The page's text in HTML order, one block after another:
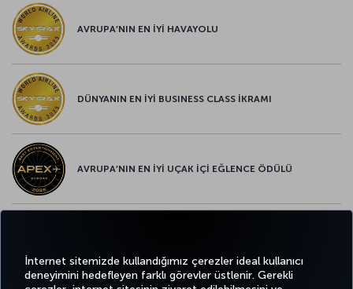
İnternet sitemizde kullandığımız çerezler ideal kullanıcı
deneyimini hedefleyen farklı görevler üstlenir. Gerekli
AVRUPA’NIN EN İYİ HAVAYOLU
DÜNYANIN EN İYİ BUSINESS CLASS İKRAMI
AVRUPA’NIN EN İYİ UÇAK İÇİ EĞLENCE ÖDÜLÜ